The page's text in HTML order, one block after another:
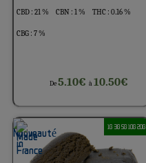
CBD : 21 % CBN : 1 % THC : 0.16 %
CBG : 7 %
De5.10€à10.50€
1G 3G 5G 10G 20G